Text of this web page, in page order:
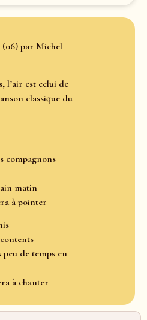
(06) par Michel
l’air est celui de
classique du
compagnons
matin
à pointer
de temps en
à chanter